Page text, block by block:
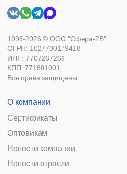
1998-2026 © ООО "Сфера-2В"
ОГРН: 1027700179418
ИНН: 7707267266
КПП: 771801001
Все права защищены
О компании
Сертификаты
Оптовикам
Новости компании
Новости отрасли